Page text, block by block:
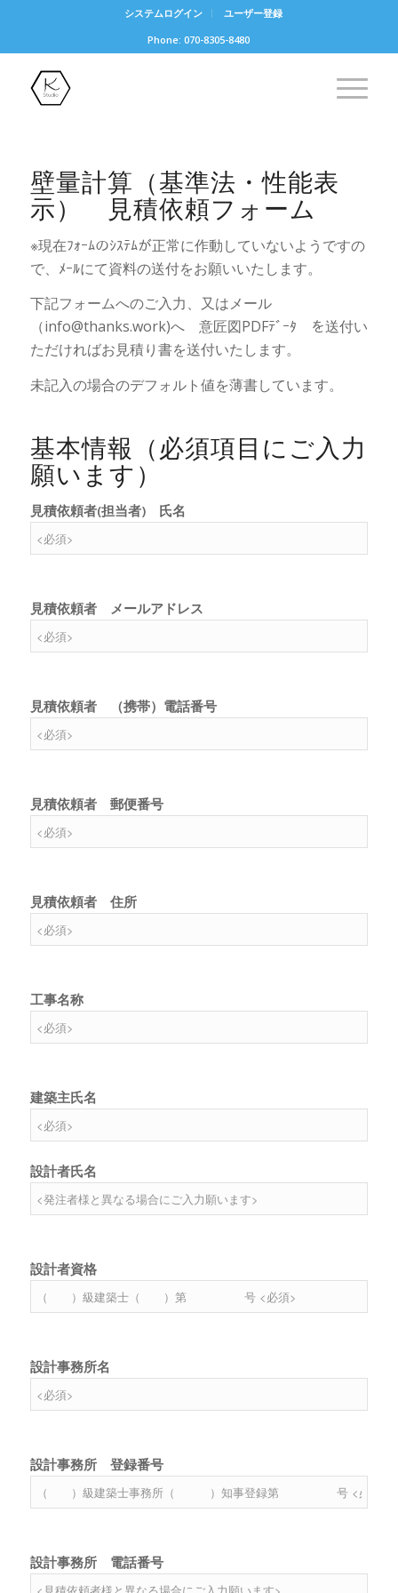
システムログイン
ユーザー登録
Phone: 070-8305-8480
壁量計算（基準法・性能表
示） 見積依頼フォーム
※現在ﾌｫｰﾑのｼｽﾃﾑが正常に作動していないようですの
で、ﾒｰﾙにて資料の送付をお願いいたします。
下記フォームへのご入力、又はメール
（info@thanks.work)へ 意匠図PDFﾃﾞｰﾀ を送付い
ただければお見積り書を送付いたします。
未記入の場合のデフォルト値を薄書しています。
基本情報（必須項目にご入力
願います）
見積依頼者(担当者) 氏名
見積依頼者 メールアドレス
見積依頼者 （携帯）電話番号
見積依頼者 郵便番号
見積依頼者 住所
工事名称
建築主氏名
設計者氏名
設計者資格
設計事務所名
設計事務所 登録番号
設計事務所 電話番号